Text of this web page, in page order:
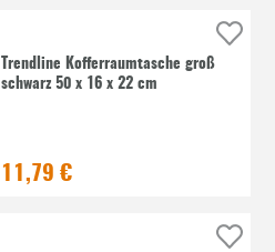
Trendline Kofferraumtasche groß
schwarz 50 x 16 x 22 cm
11,79 €